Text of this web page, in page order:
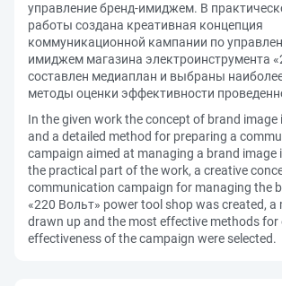
управление бренд-имиджем. В
работы создана креативная концепция
коммуникационной кампании по
имиджем магазина электроинструмента
составлен медиаплан и выбраны
методы оценки эффективности
In the given work the concept of brand image
and a detailed method for preparing a
campaign aimed at managing a brand image
the practical part of the work, a creative
communication campaign for managing the
«220 Вольт» power tool shop was created, a
drawn up and the most effective methods for
effectiveness of the campaign were selected.